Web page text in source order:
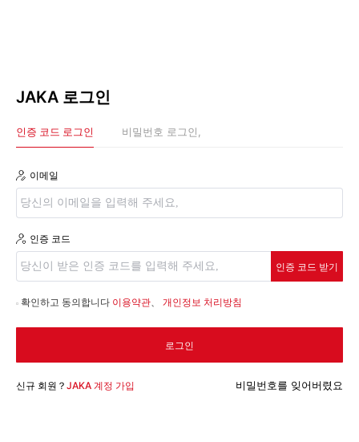
JAKA 로그인
인증 코드 로그인 비밀번호 로그인,
이메일
인증 코드
인증 코드 받기
확인하고 동의합니다 이용약관、개인정보 처리방침
로그인
신규 회원？ JAKA 계정 가입 비밀번호를 잊어버렸요